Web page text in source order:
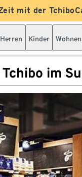
mit der
Herren Kinder Wohnen
im